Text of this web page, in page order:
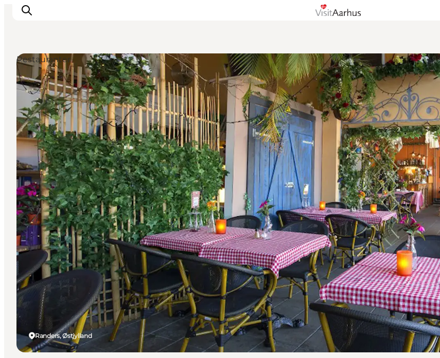
Oplevelser
Kalender
Byer og steder
Planlæg ferien
Transport
Randers, Østjylland
Restauranter